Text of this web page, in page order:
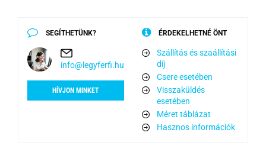
SEGÍTHETÜNK?
info@legyferfi.hu
HÍVJON MINKET
ÉRDEKELHETNÉ ÖNT
Szállítás és szaállítási
díj
Csere esetében
Visszaküldés
esetében
Méret táblázat
Hasznos információk